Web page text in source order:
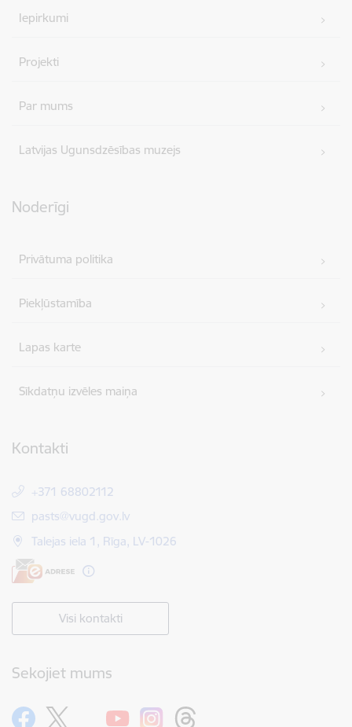
Iepirkumi
Projekti
Par mums
Latvijas Ugunsdzēsības muzejs
Noderīgi
Privātuma politika
Piekļūstamība
Lapas karte
Sīkdatņu izvēles maiņa
Kontakti
+371 68802112
E-pasts:
pasts@vugd.gov.lv
Talejas iela 1, Rīga, LV-1026
Visi kontakti
Sekojiet mums